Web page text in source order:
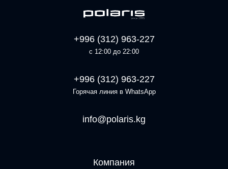
+996 (312) 963-227
с 12:00 до 22:00
+996 (312) 963-227
Горячая линия в WhatsApp
info@polaris.kg
Компания